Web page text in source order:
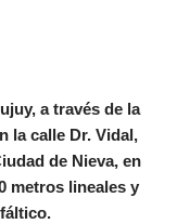
a través de la
la calle Dr. Vidal,
de Nieva, en
metros lineales y